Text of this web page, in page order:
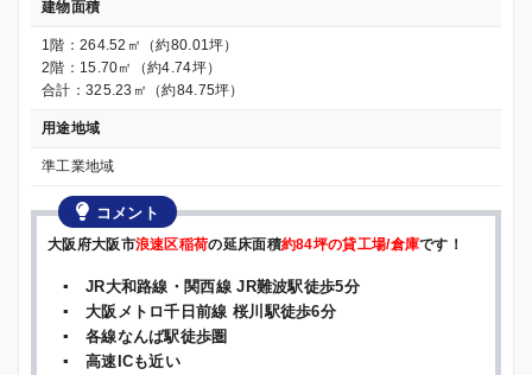
建物面積
1階：264.52㎡（約80.01坪）
2階：15.70㎡（約4.74坪）
合計：325.23㎡（約84.75坪）
用途地域
準工業地域
コメント
大阪府大阪市浪速区稲荷の延床面積約84坪の貸工場/倉庫です！
▪ JR大和路線・関西線 JR難波駅徒歩5分
▪ 大阪メトロ千日前線 桜川駅徒歩6分
▪ 各線なんば駅徒歩圏
▪ 高速ICも近い